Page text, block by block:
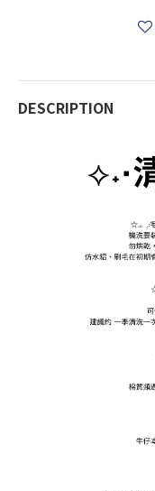
DESCRIPTION